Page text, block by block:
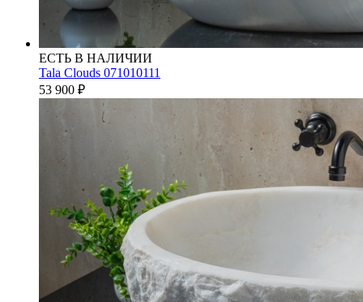
ЕСТЬ В НАЛИЧИИ
Tala Clouds 071010111
53 900 ₽